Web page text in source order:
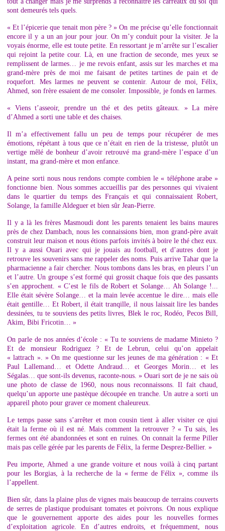
sont demeurés tels quels.
« Et l’épicerie que tenait mon père ? » On me précise qu’elle fonctionnait
encore il y a un an jour pour jour. On m’y conduit pour la visiter. Je la
voyais énorme, elle est toute petite. En ressortant je m’arrête sur l’escalier
qui rejoint la petite cour. Là, en une fraction de seconde, mes yeux se
remplissent de larmes… je me revois enfant, assis sur les marches et ma
grand-mère près de moi me faisant de petites tartines de pain et de
roquefort. Mes larmes ne peuvent se contenir. Autour de moi, Félix,
Ahmed, son frère essaient de me consoler. Impossible, je fonds en larmes.
« Viens t’asseoir, prendre un thé et des petits gâteaux. » La mère
d’Ahmed a sorti une table et des chaises.
Il m’a effectivement fallu un peu de temps pour récupérer de mes
émotions, répétant à tous que ce n’était en rien de la tristesse, plutôt un
vertige mêlé de bonheur d’avoir retrouvé ma grand-mère l’espace d’un
instant, ma grand-mère et mon enfance.
A peine sorti nous nous rendons compte combien le « téléphone arabe »
fonctionne bien. Nous sommes accueillis par des personnes qui vivaient
dans le quartier du temps des Français et qui connaissaient Robert,
Solange, la famille Aldeguer et bien sûr Jean-Pierre.
Il y a là les frères Masmoudi dont les parents tenaient les bains maures
près de chez Dambach, nous les connaissions bien, mon grand-père avait
construit leur maison et nous étions parfois invités à boire le thé chez eux.
Il y a aussi Ouari avec qui je jouais au football, et d’autres dont je
retrouve les souvenirs sans me rappeler des noms. Puis arrive Tahar que la
pharmacienne a fair chercher. Nous tombons dans les bras, en pleurs l’un
et l’autre. Un groupe s’est formé qui grossit chaque fois que des passants
s’en approchent. « C’est le fils de Robert et Solange… Ah Solange !...
Elle était sévère Solange… et la main levée accentue le dire… mais elle
était gentille… Et Robert, il était tranqille, il nous laissait lire les bandes
dessinées, tu te souviens des petits livres, Blek le roc, Rodéo, Pecos Bill,
Akim, Bibi Fricotin… »
On parle de nos années d’école : « Tu te souviens de madame Minieto ?
Et de monsieur Rodriguez ? Et de Lebrun, celui qu’on appelait
« lattrach ». » On me questionne sur les jeunes de ma génération : « Et
Paul Lallemand… et Odette Andraud… et Georges Morin… et les
Ségalas… que sont-ils devenus, raconte-nous. » Ouari sort de je ne sais où
une photo de classe de 1960, nous nous reconnaissons. Il fait chaud,
quelqu’un apporte une pastèque découpée en tranche. Un autre a sorti un
appareil photo pour graver ce moment chaleureux.
Le temps passe sans s’arrêter et mon cousin tient à aller visiter ce qiui
était la ferme où il est né. Mais comment la retrouver ? « Tu sais, les
fermes ont été abandonnées et sont en ruines. On connait la ferme Piller
mais pas celle gérée par les parents de Félix, la ferme Desprez-Bellier. »
Peu importe, Ahmed a une grande voiture et nous voilà à cinq partant
pour les Borgias, à la recherche de la « ferme de Félix », comme ils
l’appellent.
Bien sûr, dans la plaine plus de vignes mais beaucoup de terrains couverts
de serres de plastique produisant tomates et poivrons. On nous explique
que le gouvernement apporte des aides pour les nouvelles formes
d’exploitation agricole. En d’autres endroits, et fréquemment, nous